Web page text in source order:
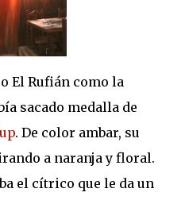
El Rufián como la
sacado medalla de
. De color ambar, su
a naranja y floral.
el cítrico que le da un